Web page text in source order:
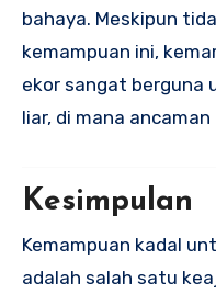
bahaya. Meskipun
kemampuan ini,
ekor sangat berguna
liar, di mana
Kesimpulan
Kemampuan kadal
adalah salah satu